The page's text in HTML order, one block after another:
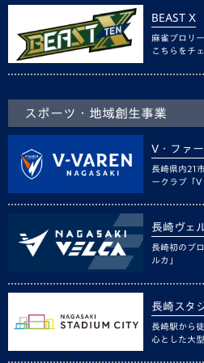
BEAST X
麻雀プロリ
こちらをチ
スポーツ・地域創生事業
V・ファ
長崎県内21
ークラブ「V
長崎ヴェ
長崎初のプ
ルカ」
長崎スタ
長崎駅から
心とした大